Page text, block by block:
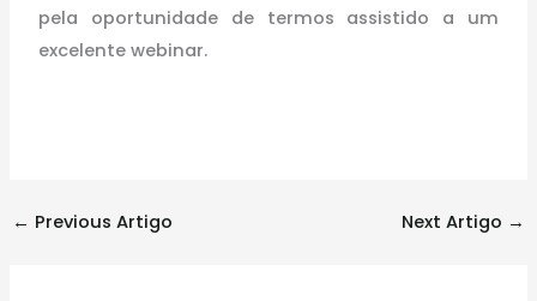
pela oportunidade de termos assistido a um
excelente webinar.
← Previous Artigo Next Artigo →